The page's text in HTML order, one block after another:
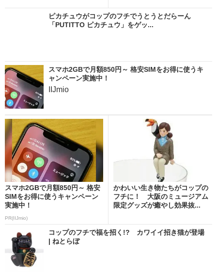
ピカチュウがコップのフチでうとうとだらーん
「PUTITTO ピカチュウ」をゲッ...
スマホ2GBで月額850円～ 格安SIMをお得に使うキ
ャンペーン実施中！
IIJmio
スマホ2GBで月額850円～ 格安
SIMをお得に使うキャンペーン
実施中！
PR(IIJmio)
かわいい生き物たちがコップの
フチに！ 大阪のミュージアム
限定グッズが癒やし効果抜...
コップのフチで福を招く!? カワイイ招き猫が登場
| ねとらぼ